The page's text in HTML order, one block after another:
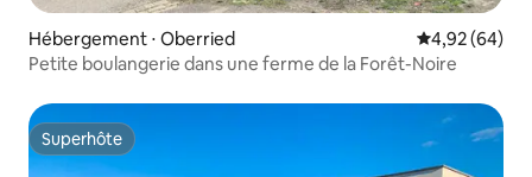
Hébergement ⋅ Oberried Évaluation
4,92 (64)
Petite boulangerie dans une ferme de la Forêt-Noire
Superhôte
Superhôte